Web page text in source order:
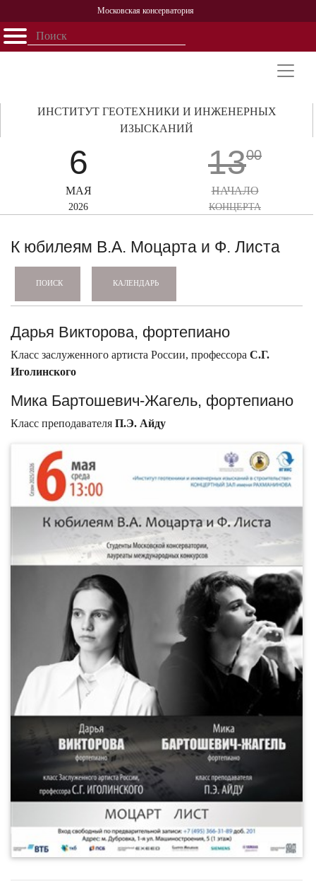
Московская консерватория
Открыть - закрыть
Персоналии
История
6
МАЯ
2026
ИНСТИТУТ ГЕОТЕХНИКИ И ИНЖЕНЕРНЫХ
ИЗЫСКАНИЙ
1300
НАЧАЛО
КОНЦЕРТА
К юбилеям В.А. Моцарта и Ф. Листа
ПОИСК КАЛЕНДАРЬ
Дарья Викторова, фортепиано
Класс заслуженного артиста России, профессора С.Г.
Иголинского
Мика Бартошевич-Жагель, фортепиано
Класс преподавателя П.Э. Айду